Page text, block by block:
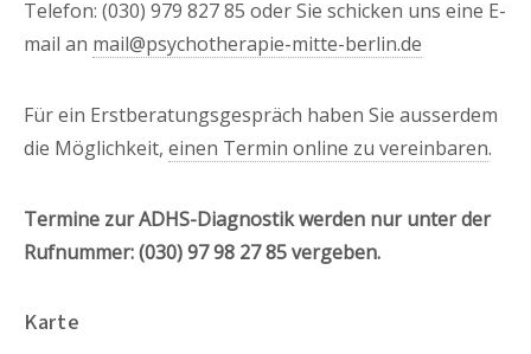
Telefon: (030) 979 827 85 oder Sie schicken uns eine E-
mail an mail@psychotherapie-mitte-berlin.de
Für ein Erstberatungsgespräch haben Sie ausserdem
die Möglichkeit, einen Termin online zu vereinbaren.
Termine zur ADHS-Diagnostik werden nur unter der
Rufnummer: (030) 97 98 27 85 vergeben.
Karte